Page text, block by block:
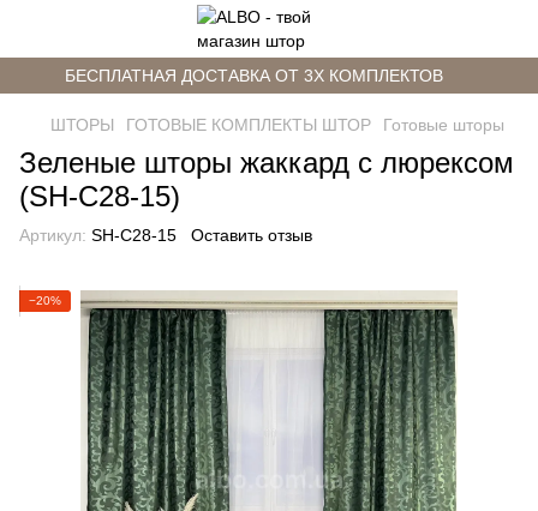
БЕСПЛАТНАЯ ДОСТАВКА ОТ 3Х КОМПЛЕКТОВ
ШТОРЫ ГОТОВЫЕ КОМПЛЕКТЫ ШТОР Готовые шторы
Зеленые шторы жаккард с люрексом
(SH-C28-15)
Артикул: SH-C28-15 Оставить отзыв
−20%